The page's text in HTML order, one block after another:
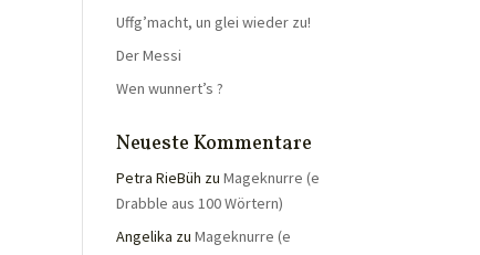
Uffg’macht, un glei wieder zu!
Der Messi
Wen wunnert’s ?
Neueste Kommentare
Petra RieBüh zuMageknurre (e
Drabble aus 100 Wörtern)
Angelika zuMageknurre (e